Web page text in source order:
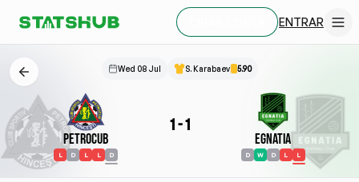
ENTRAR
Wed 08 Jul S. Karabaev 5.90
Petrocub
L D L L D
1-1
Egnatia
D W D L L